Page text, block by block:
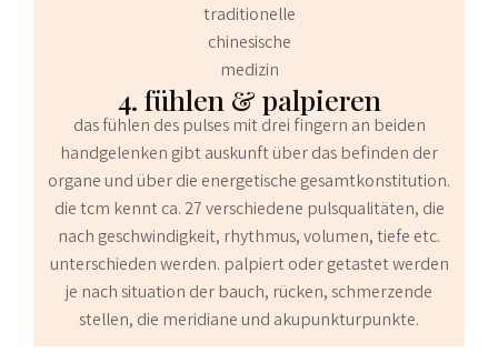
4. fühlen & palpieren
das fühlen des pulses mit drei fingern an beiden
handgelenken gibt auskunft über das befinden der
organe und über die energetische gesamtkonstitution.
die tcm kennt ca. 27 verschiedene pulsqualitäten, die
nach geschwindigkeit, rhythmus, volumen, tiefe etc.
unterschieden werden. palpiert oder getastet werden
je nach situation der bauch, rücken, schmerzende
stellen, die meridiane und akupunkturpunkte.